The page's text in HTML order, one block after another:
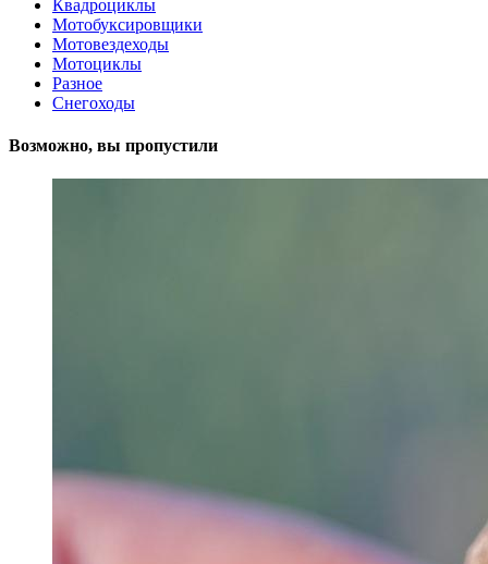
Квадроциклы
Мотобуксировщики
Мотовездеходы
Мотоциклы
Разное
Снегоходы
Возможно, вы пропустили